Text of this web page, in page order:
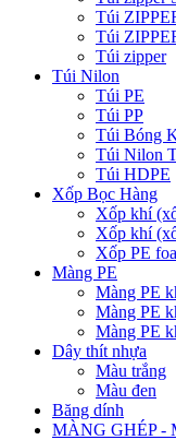
Túi
Túi
Túi zipper
Túi Nilon
Túi PE
Túi PP
Túi Bóng
Túi Nilon
Túi HDPE
Xốp Bọc Hàng
Xốp khí
Xốp khí
Xốp PE
Màng PE
Màng PE
Màng PE
Màng PE
Dây thít nhựa
Màu trắng
Màu đen
Băng dính
MÀNG GHÉP -